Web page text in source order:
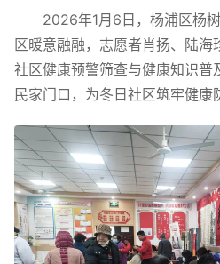
2026年1月6日，杨浦区杨
区暖意融融，志愿者肖扬、陆海
社区健康预警筛查与健康知识普
民家门口，为冬日社区筑牢健康